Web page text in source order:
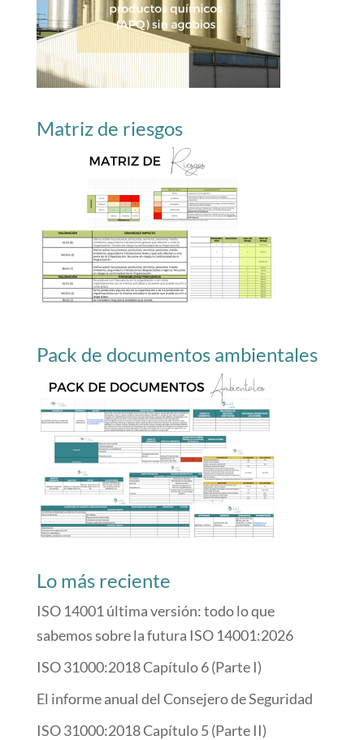
Matriz de riesgos
Pack de documentos ambientales
Lo más reciente
ISO 14001 última versión: todo lo que
sabemos sobre la futura ISO 14001:2026
ISO 31000:2018 Capítulo 6 (Parte I)
El informe anual del Consejero de Seguridad
ISO 31000:2018 Capítulo 5 (Parte II)